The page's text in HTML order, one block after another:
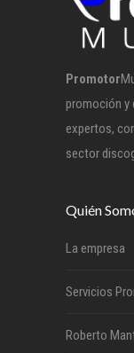
Promotor
promoción y
expertos,
sector
Quién
La empresa
Servicios
Roberto